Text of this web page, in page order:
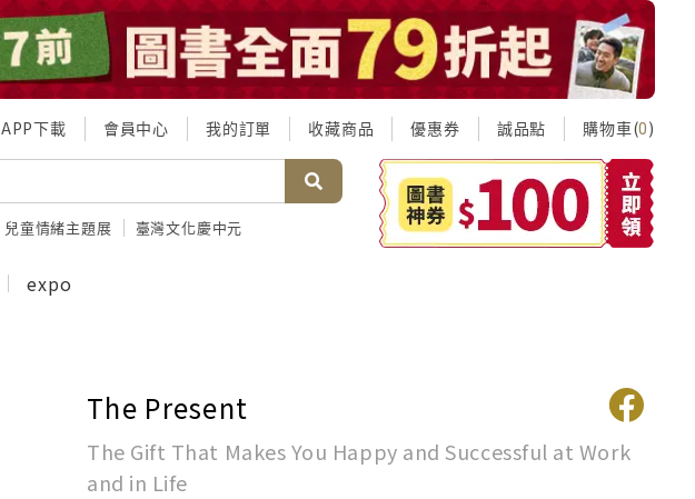
APP下載 會員中心 我的訂單 收藏商品 優惠券 誠品點 購物車(0)
兒童情緒主題展 臺灣文化慶中元
expo
The Present
The Gift That Makes You Happy and Successful at Work
and in Life